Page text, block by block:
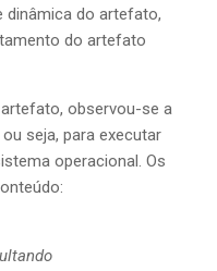
dinâmica do artefato,
do artefato
observou-se a
seja, para executar
operacional. Os